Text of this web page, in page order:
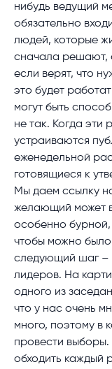
нибудь ведущий
обязательно
людей, которые
сначала решают,
если верят, что
это будет
могут быть
не так. Когда эти
устраиваются
еженедельной
готовящиеся к
Мы даем ссылку
желающий может
особенно бурной,
чтобы можно было
следующий шаг –
лидеров. На
одного из
что у нас очень
много, поэтому в
провести
обходить каждый